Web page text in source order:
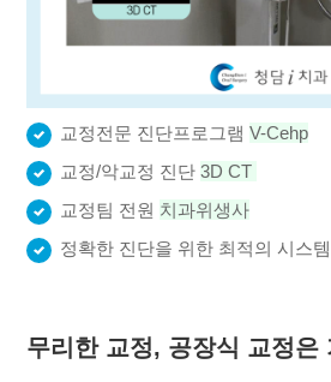
교정전문 진단프로그램V-Cehp
교정/악교정 진단3D CT
교정팀 전원 치과위생사
정확한 진단을 위한 최적의 시스템
무리한 교정, 공장식 교정은